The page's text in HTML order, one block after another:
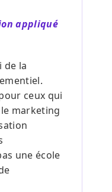
appliqué
de la
ceux qui
marketing
une école